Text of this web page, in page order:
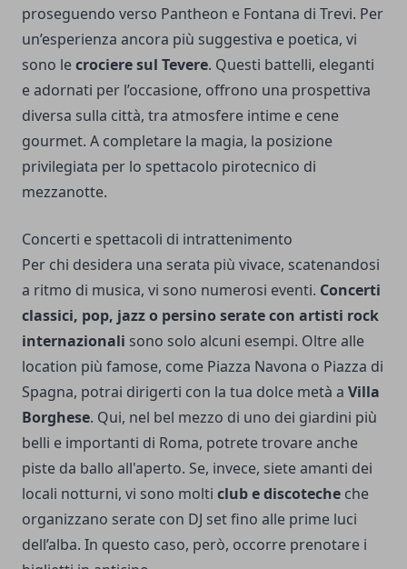
proseguendo verso Pantheon e Fontana di Trevi. Per
un’esperienza ancora più suggestiva e poetica, vi
sono lecrociere sul Tevere. Questi battelli, eleganti
e adornati per l’occasione, offrono una prospettiva
diversa sulla città, tra atmosfere intime e cene
gourmet. A completare la magia, la posizione
privilegiata per lo spettacolo pirotecnico di
mezzanotte.
Concerti e spettacoli di intrattenimento
Per chi desidera una serata più vivace, scatenandosi
a ritmo di musica, vi sono numerosi eventi. Concerti
classici, pop, jazz o persino serate con artisti rock
internazionali sono solo alcuni esempi. Oltre alle
location più famose, come Piazza Navona o Piazza di
Spagna, potrai dirigerti con la tua dolce metà a Villa
Borghese. Qui, nel bel mezzo di uno dei giardini più
belli e importanti di Roma, potrete trovare anche
piste da ballo all'aperto. Se, invece, siete amanti dei
locali notturni, vi sono molti club e discoteche che
organizzano serate con DJ set fino alle prime luci
dell’alba. In questo caso, però, occorre prenotare i